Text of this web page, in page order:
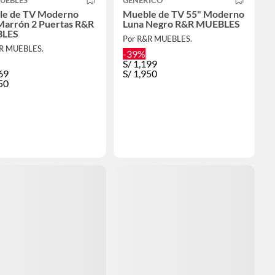
de TV Moderno
2 Puertas R&R
MUEBLES.
Mueble de TV 55" Moderno
Luna Negro R&R MUEBLES
Por R&R MUEBLES.
-39%
S/1,199
S/ 1,950